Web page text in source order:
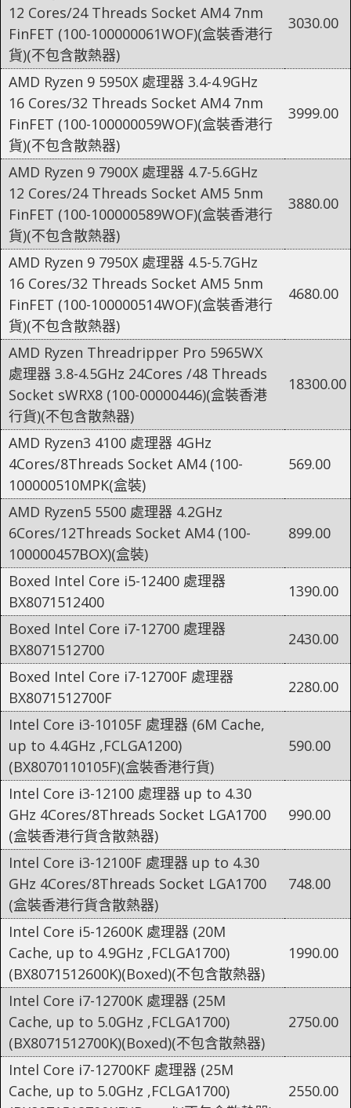
12 Cores/24 Threads Socket AM4 7nm
FinFET (100-100000061WOF)(盒裝香港行
貨)(不包含散熱器)
3030.00
AMD Ryzen 9 5950X 處理器 3.4-4.9GHz
16 Cores/32 Threads Socket AM4 7nm
FinFET (100-100000059WOF)(盒裝香港行
貨)(不包含散熱器)
3999.00
AMD Ryzen 9 7900X 處理器 4.7-5.6GHz
12 Cores/24 Threads Socket AM5 5nm
FinFET (100-100000589WOF)(盒裝香港行
貨)(不包含散熱器)
3880.00
AMD Ryzen 9 7950X 處理器 4.5-5.7GHz
16 Cores/32 Threads Socket AM5 5nm
FinFET (100-100000514WOF)(盒裝香港行
貨)(不包含散熱器)
4680.00
AMD Ryzen Threadripper Pro 5965WX
處理器 3.8-4.5GHz 24Cores /48 Threads
Socket sWRX8 (100-00000446)(盒裝香港
行貨)(不包含散熱器)
18300.00
AMD Ryzen3 4100 處理器 4GHz
4Cores/8Threads Socket AM4 (100-
100000510MPK(盒裝)
569.00
AMD Ryzen5 5500 處理器 4.2GHz
6Cores/12Threads Socket AM4 (100-
100000457BOX)(盒裝)
899.00
Boxed Intel Core i5-12400 處理器
BX8071512400
1390.00
Boxed Intel Core i7-12700 處理器
BX8071512700
2430.00
Boxed Intel Core i7-12700F 處理器
BX8071512700F
2280.00
Intel Core i3-10105F 處理器 (6M Cache,
up to 4.4GHz ,FCLGA1200)
(BX8070110105F)(盒裝香港行貨)
590.00
Intel Core i3-12100 處理器 up to 4.30
GHz 4Cores/8Threads Socket LGA1700
(盒裝香港行貨含散熱器)
990.00
Intel Core i3-12100F 處理器 up to 4.30
GHz 4Cores/8Threads Socket LGA1700
(盒裝香港行貨含散熱器)
748.00
Intel Core i5-12600K 處理器 (20M
Cache, up to 4.9GHz ,FCLGA1700)
(BX8071512600K)(Boxed)(不包含散熱器)
1990.00
Intel Core i7-12700K 處理器 (25M
Cache, up to 5.0GHz ,FCLGA1700)
(BX8071512700K)(Boxed)(不包含散熱器)
2750.00
Intel Core i7-12700KF 處理器 (25M
Cache, up to 5.0GHz ,FCLGA1700)
2550.00